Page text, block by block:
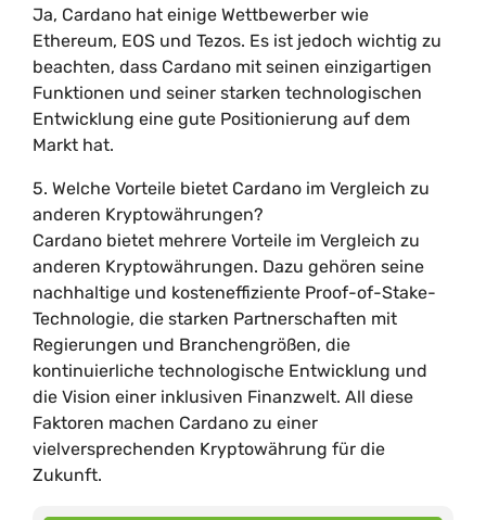
Ja, Cardano hat einige Wettbewerber wie
Ethereum, EOS und Tezos. Es ist jedoch wichtig zu
beachten, dass Cardano mit seinen einzigartigen
Funktionen und seiner starken technologischen
Entwicklung eine gute Positionierung auf dem
Markt hat.
5. Welche Vorteile bietet Cardano im Vergleich zu
anderen Kryptowährungen?
Cardano bietet mehrere Vorteile im Vergleich zu
anderen Kryptowährungen. Dazu gehören seine
nachhaltige und kosteneffiziente Proof-of-Stake-
Technologie, die starken Partnerschaften mit
Regierungen und Branchengrößen, die
kontinuierliche technologische Entwicklung und
die Vision einer inklusiven Finanzwelt. All diese
Faktoren machen Cardano zu einer
vielversprechenden Kryptowährung für die
Zukunft.